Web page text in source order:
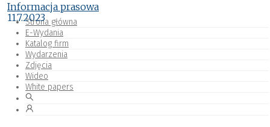
Strona główna
E-Wydania
Katalog firm
Wydarzenia
Zdjęcia
Wideo
White papers
Informacja prasowa
11.7.2023